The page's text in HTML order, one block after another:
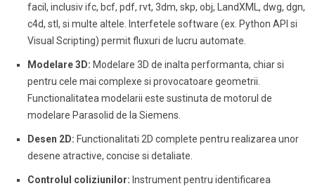
facil, inclusiv ifc, bcf, pdf, rvt, 3dm, skp, obj, LandXML, dwg, dgn,
c4d, stl, si multe altele. Interfetele software (ex. Python API si
Visual Scripting) permit fluxuri de lucru automate.
Modelare 3D: Modelare 3D de inalta performanta, chiar si
pentru cele mai complexe si provocatoare geometrii.
Functionalitatea modelarii este sustinuta de motorul de
modelare Parasolid de la Siemens.
Desen 2D: Functionalitati 2D complete pentru realizarea unor
desene atractive, concise si detaliate.
Controlul coliziunilor: Instrument pentru identificarea